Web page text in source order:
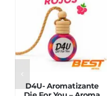
D4U- Aromatizante